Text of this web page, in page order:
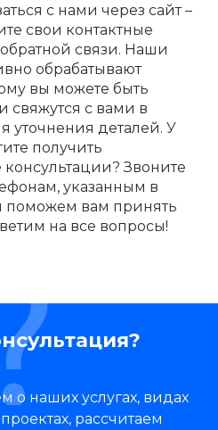
с нами через сайт –
свои контактные
связи. Наши
обрабатывают
вы можете быть
свяжутся с вами в
деталей. У
получить
Звоните
указанным в
поможем вам принять
на все вопросы!
о наших услугах, видах
рассчитаем